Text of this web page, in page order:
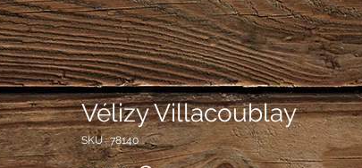
Vélizy Villacoublay
SKU : 78140